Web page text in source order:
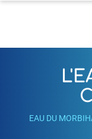
EAU DU